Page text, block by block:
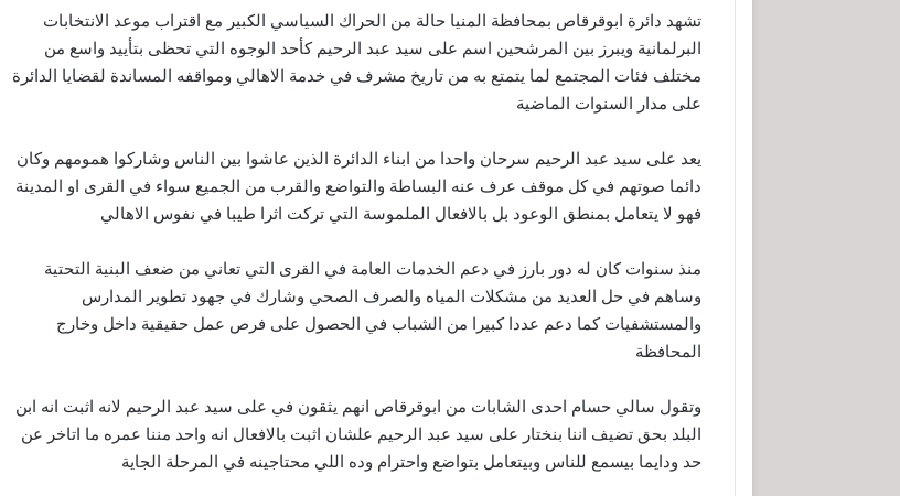
تشهد دائرة ابوقرقاص بمحافظة المنيا حالة من الحراك السياسي الكبير مع اقتراب موعد الانتخابات
البرلمانية ويبرز بين المرشحين اسم على سيد عبد الرحيم كأحد الوجوه التي تحظى بتأييد واسع من
مختلف فئات المجتمع لما يتمتع به من تاريخ مشرف في خدمة الاهالي ومواقفه المساندة لقضايا الدائرة
على مدار السنوات الماضية
يعد على سيد عبد الرحيم سرحان واحدا من ابناء الدائرة الذين عاشوا بين الناس وشاركوا همومهم وكان
دائما صوتهم في كل موقف عرف عنه البساطة والتواضع والقرب من الجميع سواء في القرى او المدينة
فهو لا يتعامل بمنطق الوعود بل بالافعال الملموسة التي تركت اثرا طيبا في نفوس الاهالي
منذ سنوات كان له دور بارز في دعم الخدمات العامة في القرى التي تعاني من ضعف البنية التحتية
وساهم في حل العديد من مشكلات المياه والصرف الصحي وشارك في جهود تطوير المدارس
والمستشفيات كما دعم عددا كبيرا من الشباب في الحصول على فرص عمل حقيقية داخل وخارج
المحافظة
وتقول سالي حسام احدى الشابات من ابوقرقاص انهم يثقون في على سيد عبد الرحيم لانه اثبت انه ابن
البلد بحق تضيف اننا بنختار على سيد عبد الرحيم علشان اثبت بالافعال انه واحد مننا عمره ما اتاخر عن
حد ودايما بيسمع للناس وبيتعامل بتواضع واحترام وده اللي محتاجينه في المرحلة الجاية